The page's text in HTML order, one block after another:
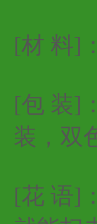
[材 料]
[包 装]
装，双
[花 语]